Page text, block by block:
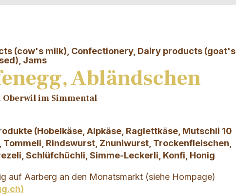
(cow's milk), Confectionery, Dairy products (goat's
Jams
Abländschen
Oberwil im Simmental
(Hobelkäse, Alpkäse, Raglettkäse, Mutschli 10
Tommeli, Rindswurst, Znuniwurst, Trockenfleischen,
Schlüfchüchli, Simme-Leckerli, Konfi, Honig
auf Aarberg an den Monatsmarkt (siehe Hompage)